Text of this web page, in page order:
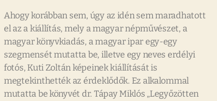
Ahogy korábban sem, úgy az idén sem maradhatott
el az a kiállítás, mely a magyar népművészet, a
magyar könyvkiadás, a magyar ipar egy-egy
szegmensét mutatta be, illetve egy neves erdélyi
fotós, Kuti Zoltán képeinek kiállítását is
megtekinthették az érdeklődők. Ez alkalommal
mutatta be könyvét dr. Tápay Miklós „Legyőzötten